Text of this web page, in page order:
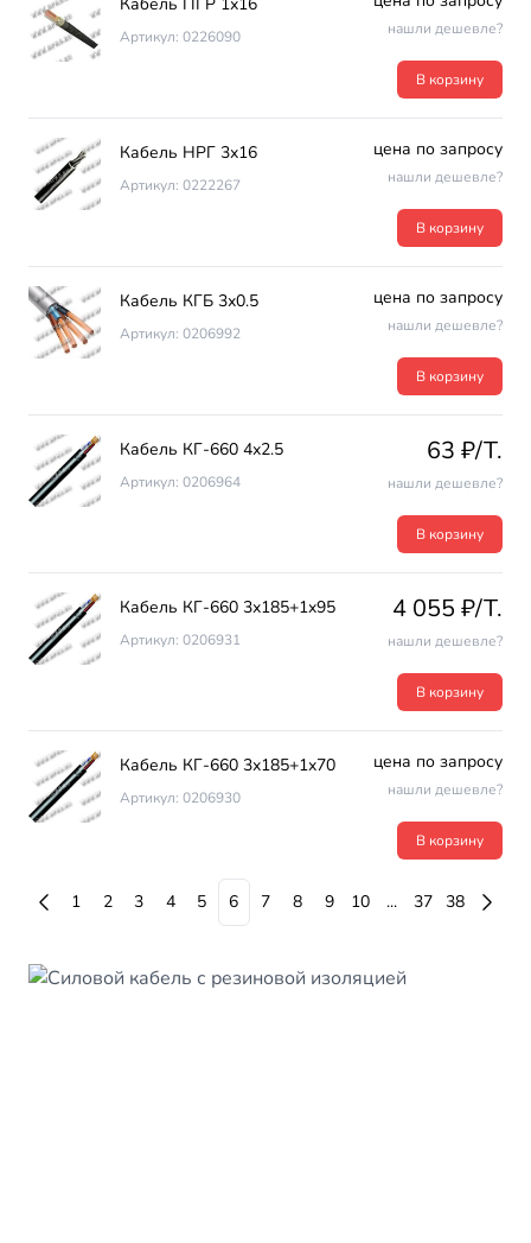
Артикул: 0226090 нашли дешевле?
В корзину
Кабель НРГ 3х16
Артикул: 0222267
цена по запросу
нашли дешевле?
В корзину
Кабель КГБ 3х0.5
Артикул: 0206992
цена по запросу
нашли дешевле?
В корзину
Кабель КГ-660 4х2.5
Артикул: 0206964
63 ₽/T.
нашли дешевле?
В корзину
Кабель КГ-660 3х185+1х95
Артикул: 0206931
4 055 ₽/T.
нашли дешевле?
В корзину
Кабель КГ-660 3х185+1х70
Артикул: 0206930
цена по запросу
нашли дешевле?
В корзину
1 2 3 4 5 6 7 8 9 10 ... 37 38